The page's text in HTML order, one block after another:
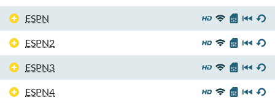
ESPN
ESPN2
ESPN3
ESPN4